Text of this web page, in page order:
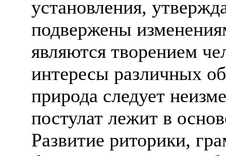
установления,
подвержены
являются творением
интересы различных
природа следует
постулат лежит в
Развитие риторики,